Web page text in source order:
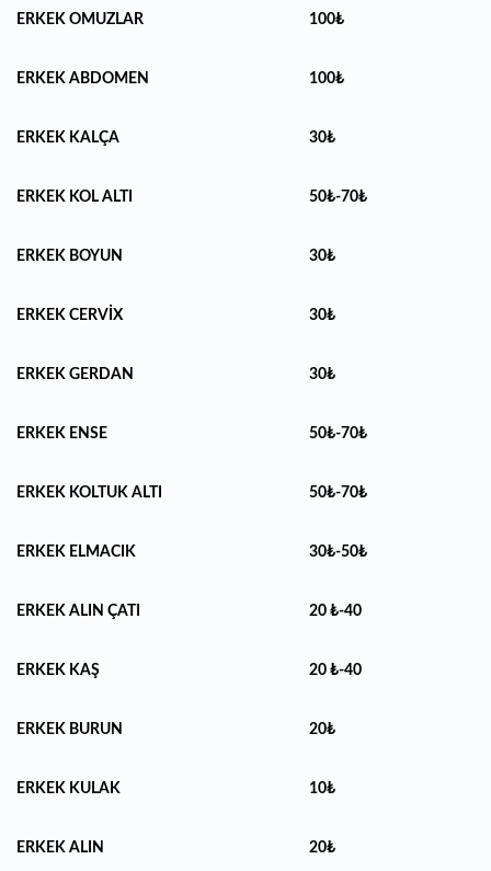
ERKEK OMUZLAR 100₺
ERKEK ABDOMEN 100₺
ERKEK KALÇA 30₺
ERKEK KOL ALTI 50₺-70₺
ERKEK BOYUN 30₺
ERKEK CERVİX 30₺
ERKEK GERDAN 30₺
ERKEK ENSE 50₺-70₺
ERKEK KOLTUK ALTI 50₺-70₺
ERKEK ELMACIK 30₺-50₺
ERKEK ALIN ÇATI 20 ₺-40
ERKEK KAŞ 20 ₺-40
ERKEK BURUN 20₺
ERKEK KULAK 10₺
ERKEK ALIN 20₺